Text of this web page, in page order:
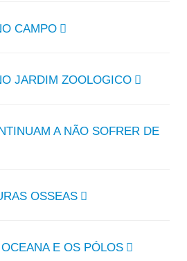
CAMPO
JARDIM ZOOLOGICO
A NÃO SOFRER DE
OSSEAS
E OS PÓLOS